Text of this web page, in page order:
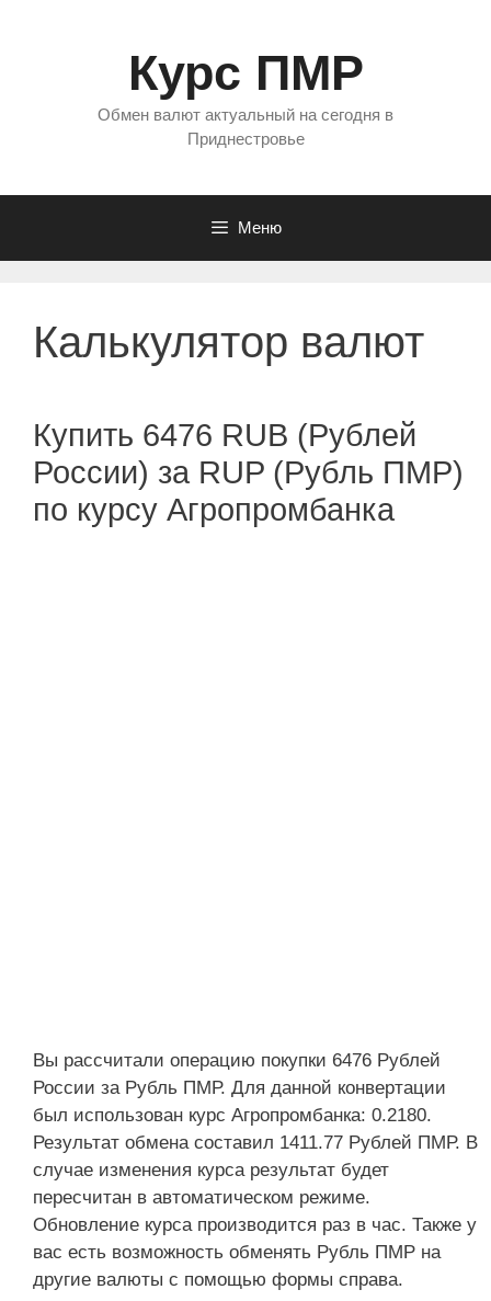
Курс ПМР
Обмен валют актуальный на сегодня в
Приднестровье
Меню
Калькулятор валют
Купить 6476 RUB (Рублей
России) за RUP (Рубль ПМР)
по курсу Агропромбанка
Вы рассчитали операцию покупки 6476 Рублей
России за Рубль ПМР. Для данной конвертации
был использован курс Агропромбанка: 0.2180.
Результат обмена составил 1411.77 Рублей ПМР. В
случае изменения курса результат будет
пересчитан в автоматическом режиме.
Обновление курса производится раз в час. Также у
вас есть возможность обменять Рубль ПМР на
другие валюты с помощью формы справа.